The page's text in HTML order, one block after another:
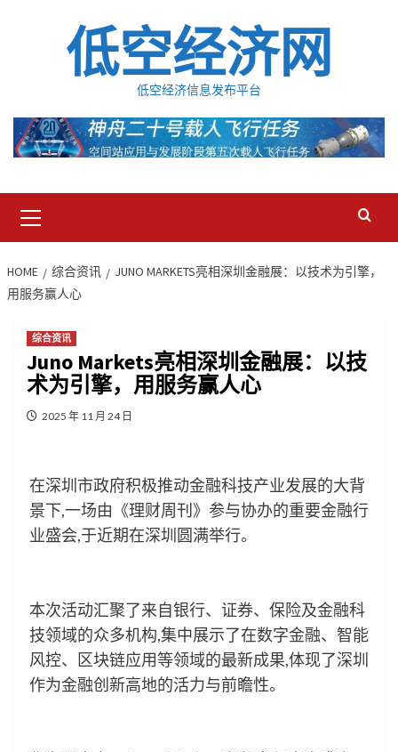
低空经济网
低空经济信息发布平台
Menu
HOME 综合资讯
JUNO MARKETS亮相深圳金融展：以技术为引擎，
用服务赢人心
综合资讯
Juno Markets亮相深圳金融展：以技
术为引擎，用服务赢人心
2025 年 11 月 24 日
在深圳市政府积极推动金融科技产业发展的大背
景下,一场由《理财周刊》参与协办的重要金融行
业盛会,于近期在深圳圆满举行。
本次活动汇聚了来自银行、证券、保险及金融科
技领域的众多机构,集中展示了在数字金融、智能
风控、区块链应用等领域的最新成果,体现了深圳
作为金融创新高地的活力与前瞻性。